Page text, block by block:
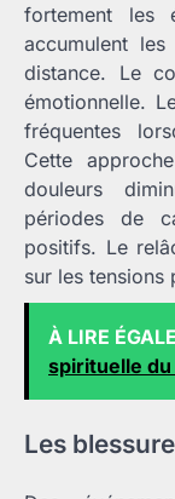
fortement les
accumulent
distance. Le
émotionnelle.
fréquentes
Cette
douleurs
périodes de
positifs. Le
sur les tensions
À LIRE
spirituelle
Les